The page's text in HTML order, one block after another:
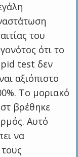
του
ότι το
test δεν
αξιόπιστο
Το μοριακό
βρέθηκε
Αυτό
να